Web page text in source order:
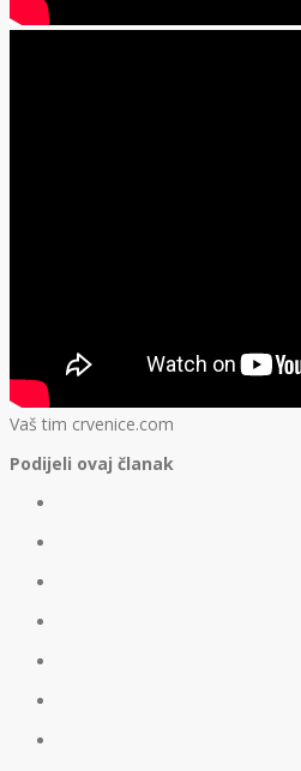
Vaš tim crvenice.com
Podijeli ovaj članak